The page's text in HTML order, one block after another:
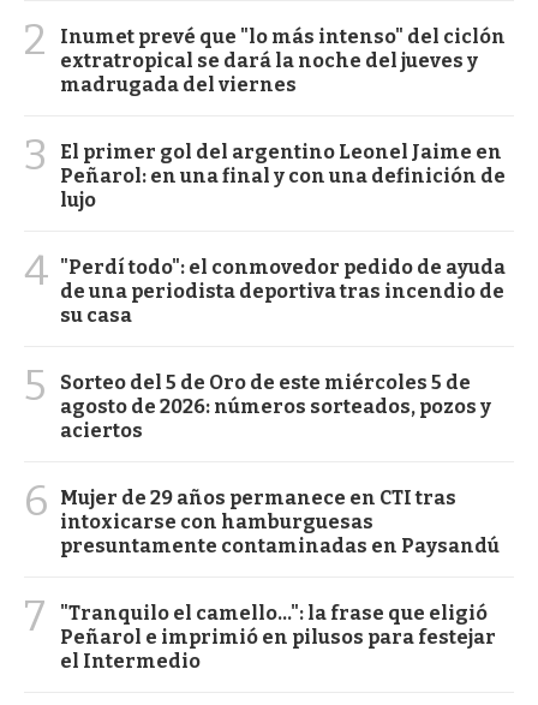
2
Inumet prevé que "lo más intenso" del ciclón
extratropical se dará la noche del jueves y
madrugada del viernes
3
El primer gol del argentino Leonel Jaime en
Peñarol: en una final y con una definición de
lujo
4 "Perdí todo": el conmovedor pedido de ayuda
de una periodista deportiva tras incendio de
su casa
5
Sorteo del 5 de Oro de este miércoles 5 de
agosto de 2026: números sorteados, pozos y
aciertos
6
Mujer de 29 años permanece en CTI tras
intoxicarse con hamburguesas
presuntamente contaminadas en Paysandú
7
"Tranquilo el camello...": la frase que eligió
Peñarol e imprimió en pilusos para festejar
el Intermedio